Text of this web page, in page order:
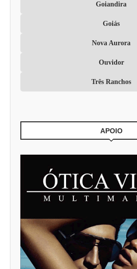
Goiandira
Goiás
Nova Aurora
Ouvidor
Três Ranchos
APOIO